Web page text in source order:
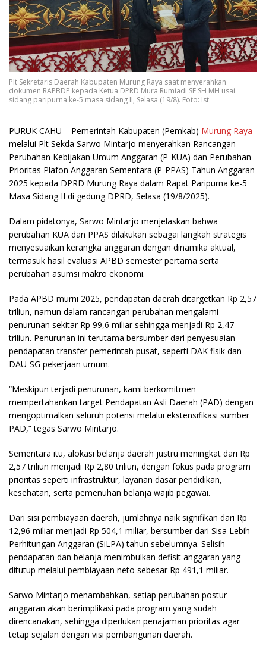
Plt Sekretaris Daerah Kabupaten Murung Raya saat menyerahkan
dokumen RAPBDP kepada Ketua DPRD Mura Rumiadi SE SH MH usai
sidang paripurna ke-5 masa sidang II, Selasa (19/8). Foto: Ist
PURUK CAHU – Pemerintah Kabupaten (Pemkab) Murung Raya
melalui Plt Sekda Sarwo Mintarjo menyerahkan Rancangan
Perubahan Kebijakan Umum Anggaran (P-KUA) dan Perubahan
Prioritas Plafon Anggaran Sementara (P-PPAS) Tahun Anggaran
2025 kepada DPRD Murung Raya dalam Rapat Paripurna ke-5
Masa Sidang II di gedung DPRD, Selasa (19/8/2025).
Dalam pidatonya, Sarwo Mintarjo menjelaskan bahwa
perubahan KUA dan PPAS dilakukan sebagai langkah strategis
menyesuaikan kerangka anggaran dengan dinamika aktual,
termasuk hasil evaluasi APBD semester pertama serta
perubahan asumsi makro ekonomi.
Pada APBD murni 2025, pendapatan daerah ditargetkan Rp 2,57
triliun, namun dalam rancangan perubahan mengalami
penurunan sekitar Rp 99,6 miliar sehingga menjadi Rp 2,47
triliun. Penurunan ini terutama bersumber dari penyesuaian
pendapatan transfer pemerintah pusat, seperti DAK fisik dan
DAU-SG pekerjaan umum.
“Meskipun terjadi penurunan, kami berkomitmen
mempertahankan target Pendapatan Asli Daerah (PAD) dengan
mengoptimalkan seluruh potensi melalui ekstensifikasi sumber
PAD,” tegas Sarwo Mintarjo.
Sementara itu, alokasi belanja daerah justru meningkat dari Rp
2,57 triliun menjadi Rp 2,80 triliun, dengan fokus pada program
prioritas seperti infrastruktur, layanan dasar pendidikan,
kesehatan, serta pemenuhan belanja wajib pegawai.
Dari sisi pembiayaan daerah, jumlahnya naik signifikan dari Rp
12,96 miliar menjadi Rp 504,1 miliar, bersumber dari Sisa Lebih
Perhitungan Anggaran (SiLPA) tahun sebelumnya. Selisih
pendapatan dan belanja menimbulkan defisit anggaran yang
ditutup melalui pembiayaan neto sebesar Rp 491,1 miliar.
Sarwo Mintarjo menambahkan, setiap perubahan postur
anggaran akan berimplikasi pada program yang sudah
direncanakan, sehingga diperlukan penajaman prioritas agar
tetap sejalan dengan visi pembangunan daerah.